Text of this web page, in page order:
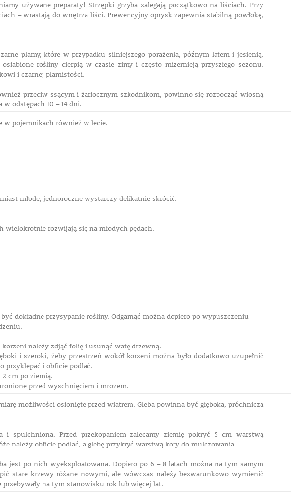
używane preparaty! Strzępki grzyba zalegają początkowo na liściach. Przy
– wrastają do wnętrza liści. Prewencyjny oprysk zapewnia stabilną powłokę,
plamy, które w przypadku silniejszego porażenia, późnym latem i jesienią,
rośliny cierpią w czasie zimy i często mizernieją przyszłego sezonu.
i czarnej plamistości.
przeciw ssącym i żarłocznym szkodnikom, powinno się rozpocząć wiosną
odstępach 10 – 14 dni.
w pojemnikach również w lecie.
młode, jednoroczne wystarczy delikatnie skrócić.
wielokrotnie rozwijają się na młodych pędach.
dokładne przysypanie rośliny. Odgarnąć można dopiero po wypuszczeniu
korzeni należy zdjąć folię i usunąć watę drzewną.
i szeroki, żeby przestrzeń wokół korzeni można było dodatkowo uzupełnić
przyklepać i obficie podlać.
cm po ziemią.
przed wyschnięciem i mrozem.
możliwości osłonięte przed wiatrem. Gleba powinna być głęboka, próchnicza
i spulchniona. Przed przekopaniem zalecamy ziemię pokryć 5 cm warstwą
należy obficie podlać, a glebę przykryć warstwą kory do mulczowania.
jest po nich wyeksploatowana. Dopiero po 6 – 8 latach można na tym samym
stare krzewy różane nowymi, ale wówczas należy bezwarunkowo wymienić
przebywały na tym stanowisku rok lub więcej lat.